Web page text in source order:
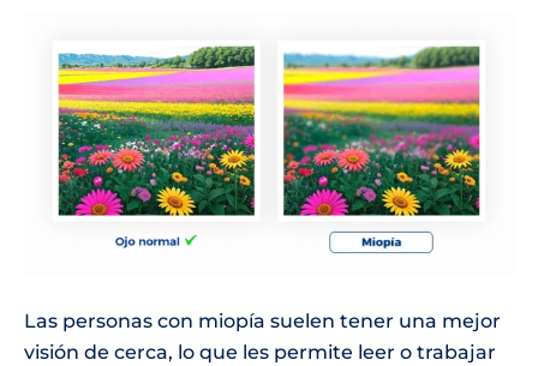
Las personas con miopía suelen tener una mejor
visión de cerca, lo que les permite leer o trabajar